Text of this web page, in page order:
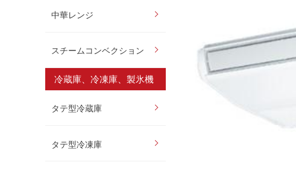
中華レンジ
スチームコンベクション
冷蔵庫、冷凍庫、製氷機
タテ型冷蔵庫
タテ型冷凍庫